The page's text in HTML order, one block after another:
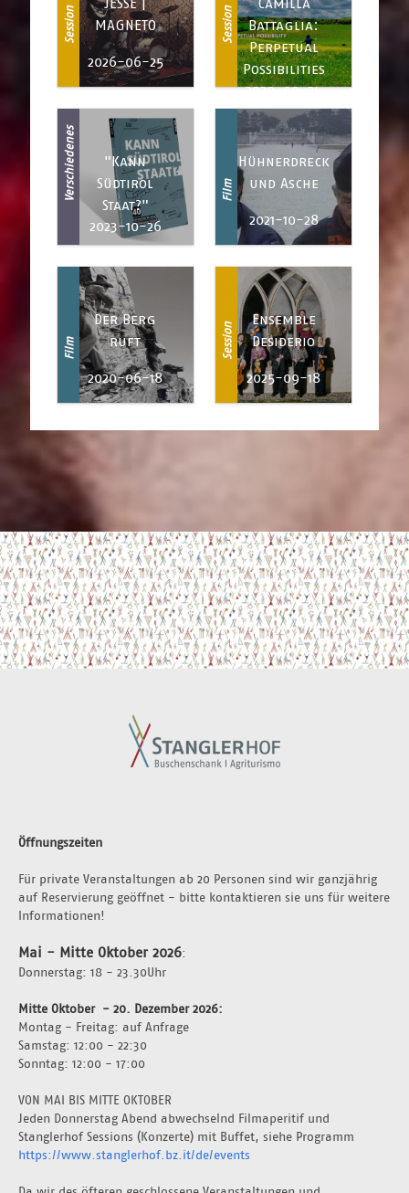
Session
MAGNETO
2026-06-25
Session
Battaglia:
Perpetual
Possibilities
2020-09-24
Verschiedenes
"Kann
Südtirol
Staat?"
2023-10-26
Film
Hühnerdreck
und Asche
2021-10-28
Film
Der Berg
ruft
2020-06-18
Session
Ensemble
Desiderio
2025-09-18
Öffnungszeiten
Für private Veranstaltungen ab 20 Personen sind wir ganzjährig
auf Reservierung geöffnet - bitte kontaktieren sie uns für weitere
Informationen!
Mai - Mitte Oktober 2026:
Donnerstag: 18 - 23.30Uhr
Mitte Oktober  - 20. Dezember 2026:
Montag - Freitag: auf Anfrage
Samstag: 12:00 - 22:30
Sonntag: 12:00 - 17:00
VON MAI BIS MITTE OKTOBER
Jeden Donnerstag Abend abwechselnd Filmaperitif und
https://www.stanglerhof.bz.it/de/events